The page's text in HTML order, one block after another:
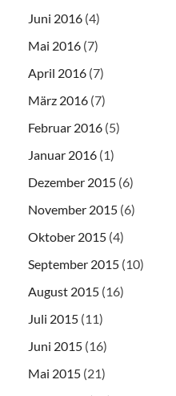
Juni 2016 (4)
Mai 2016 (7)
April 2016 (7)
März 2016 (7)
Februar 2016 (5)
Januar 2016 (1)
Dezember 2015 (6)
November 2015 (6)
Oktober 2015 (4)
September 2015 (10)
August 2015 (16)
Juli 2015 (11)
Juni 2015 (16)
Mai 2015 (21)